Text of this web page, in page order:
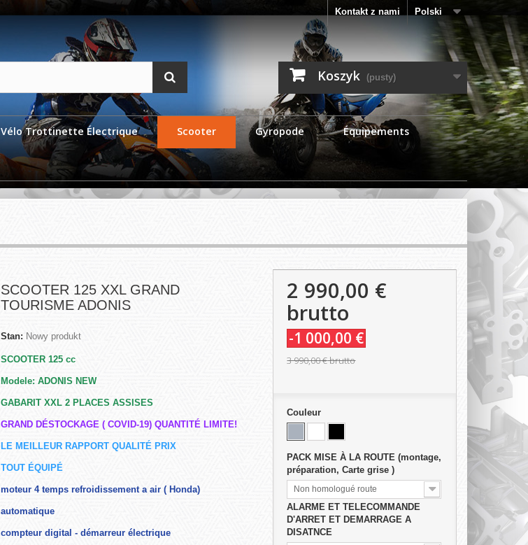
Polski
Kontakt z nami
Koszyk (pusty)
Vélo Trottinette Électrique Scooter Gyropode Équipements
SCOOTER 125 XXL GRAND
TOURISME ADONIS
Stan: Nowy produkt
SCOOTER 125 cc
Modele: ADONIS NEW
GABARIT XXL 2 PLACES ASSISES
GRAND DÉSTOCKAGE ( COVID-19) QUANTITÉ LIMITE!
LE MEILLEUR RAPPORT QUALITÉ PRIX
TOUT ÉQUIPÉ
moteur 4 temps refroidissement a air ( Honda)
automatique
compteur digital - démarreur électrique
2 990,00 €
brutto
-1 000,00 €
3 990,00 €brutto
Couleur
PACK MISE À LA ROUTE (montage,
préparation, Carte grise )
Non homologué route
ALARME ET TELECOMMANDE
D'ARRET ET DEMARRAGE A
DISATNCE